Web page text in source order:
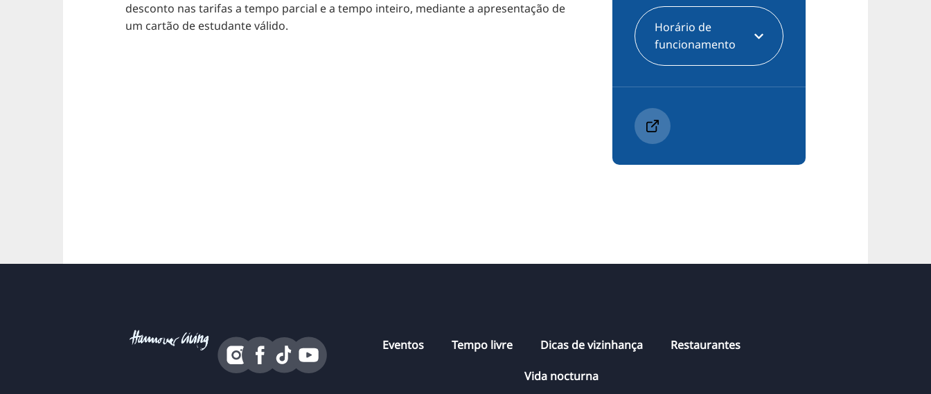
desconto nas tarifas a tempo parcial e a tempo inteiro, mediante a apresentação de
um cartão de estudante válido.
Horário de
funcionamento
Eventos Tempo livre Dicas de vizinhança Restaurantes
Vida nocturna